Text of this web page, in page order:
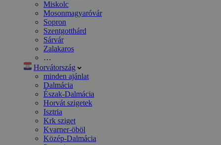
Miskolc
Mosonmagyaróvár
Sopron
Szentgotthárd
Sárvár
Zalakaros
…
Horvátország
minden ajánlat
Dalmácia
Észak-Dalmácia
Horvát szigetek
Isztria
Krk sziget
Kvarner-öböl
Közép-Dalmácia